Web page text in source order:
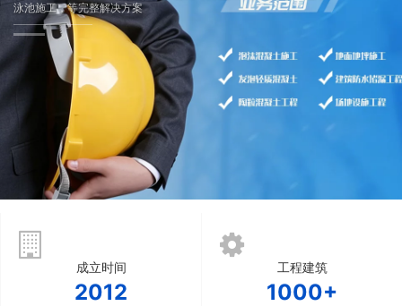
泳池施工，等完整解决方案
成立时间
2012
工程建筑
1000+